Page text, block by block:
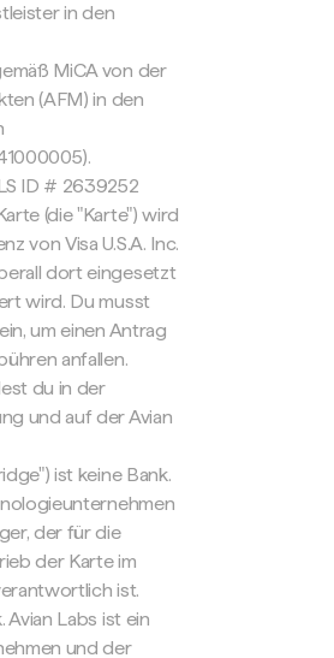
in den
MiCA von der
(AFM) in den
ID # 2639252
(die "Karte") wird
von Visa U.S.A. Inc.
dort eingesetzt
wird. Du musst
um einen Antrag
anfallen.
du in der
und auf der Avian
ist keine Bank.
der für die
der Karte im
ist.
Avian Labs ist ein
und der